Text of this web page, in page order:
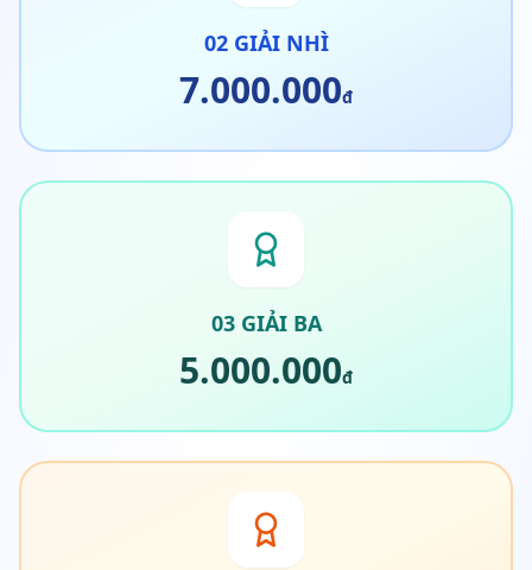
02 GIẢI NHÌ
7.000.000đ
03 GIẢI BA
5.000.000đ